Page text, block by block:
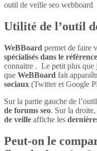
outil de veille seo webboard
Utilité de l’outil
WeBBoard permet de faire
spécialisés dans le
connaitre . Le petit plus que
que WeBBoard fait
sociaux (Twitter et Google
Sur la partie gauche de
de forums seo. Sur la
de veille affiche les
Peut-on le